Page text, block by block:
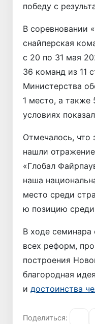
победу с
В соревновании
снайперская
с 20 по 31 мая
36 команд из 11
Министерства
1 место, а также
условиях
Отмечалось, что
нашли
«Глобал
наша
место среди
ю позицию
В ходе семинара
всех реформ,
построения
благородная
и достоинства
Поделиться: